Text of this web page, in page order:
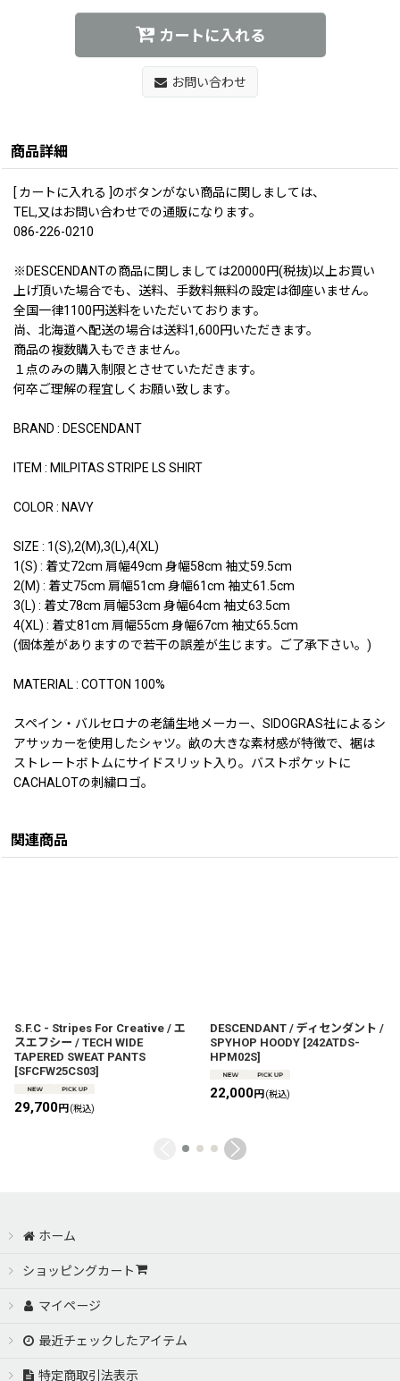
カートに入れる
お問い合わせ
商品詳細
[ カートに入れる ]のボタンがない商品に関しましては、
TEL,又はお問い合わせでの通販になります。
086-226-0210
※DESCENDANTの商品に関しましては20000円(税抜)以上お買い
上げ頂いた場合でも、送料、手数料無料の設定は御座いません。
全国一律1100円送料をいただいております。
尚、北海道へ配送の場合は送料1,600円いただきます。
商品の複数購入もできません。
１点のみの購入制限とさせていただきます。
何卒ご理解の程宜しくお願い致します。
BRAND : DESCENDANT
ITEM : MILPITAS STRIPE LS SHIRT
COLOR : NAVY
SIZE : 1(S),2(M),3(L),4(XL)
1(S) : 着丈72cm 肩幅49cm 身幅58cm 袖丈59.5cm
2(M) : 着丈75cm 肩幅51cm 身幅61cm 袖丈61.5cm
3(L) : 着丈78cm 肩幅53cm 身幅64cm 袖丈63.5cm
4(XL) : 着丈81cm 肩幅55cm 身幅67cm 袖丈65.5cm
(個体差がありますので若干の誤差が生じます。ご了承下さい。)
MATERIAL : COTTON 100%
スペイン・バルセロナの老舗生地メーカー、SIDOGRAS社によるシ
アサッカーを使用したシャツ。畝の大きな素材感が特徴で、裾は
ストレートボトムにサイドスリット入り。バストポケットに
CACHALOTの刺繍ロゴ。
関連商品
S.F.C - Stripes For Creative / エ
スエフシー / TECH WIDE
TAPERED SWEAT PANTS
[SFCFW25CS03]
29,700円(税込)
DESCENDANT / ディセンダント /
SPYHOP HOODY [242ATDS-
HPM02S]
22,000円(税込)
ホーム
ショッピングカート
マイページ
最近チェックしたアイテム
特定商取引法表示